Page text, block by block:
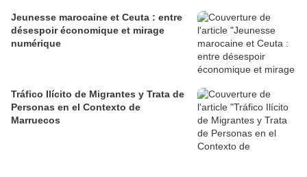
Jeunesse marocaine et Ceuta : entre
désespoir économique et mirage
numérique
Tráfico Ilícito de Migrantes y Trata de
Personas en el Contexto de
Marruecos